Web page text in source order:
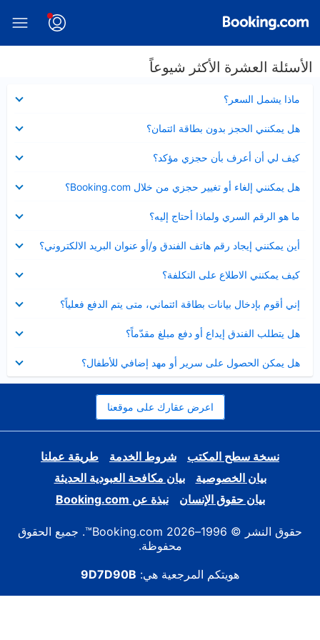
الأسئلة العشرة الأكثر شيوعاً
ماذا يشمل السعر؟
مصغر
هل يمكنني الحجز بدون بطاقة ائتمان؟
مصغر
كيف لي أن أعرف بأن حجزي مؤكد؟
مصغر
هل يمكنني إلغاء أو تغيير حجزي من خلال Booking.com؟
مصغر
ما هو الرقم السري ولماذا أحتاج إليه؟
مصغر
أين يمكنني إيجاد رقم هاتف الفندق و/أو عنوان البريد الالكتروني؟
عرض
مصغر
كيف يمكنني الاطلاع على التكلفة؟
مصغر
إني أقوم بإدخال بيانات بطاقة ائتماني، متى يتم الدفع فعلياً؟
مصغر
هل يتطلب الفندق إيداع أو دفع مبلغ مقدّماً؟
مصغر
هل يمكن الحصول على سرير أو مهد إضافي للأطفال؟
مصغر
اعرض عقارك على موقعنا
نسخة سطح المكتب شروط الخدمة
طريقة عملنا
بيان الخصوصية
بيان مكافحة العبودية الحديثة
بيان حقوق الإنسان
نبذة عن Booking.com
حقوق النشر © 1996–2026 Booking.com™. جميع الحقوق
محفوظة.
هويتكم المرجعية هي: 9D7D90B